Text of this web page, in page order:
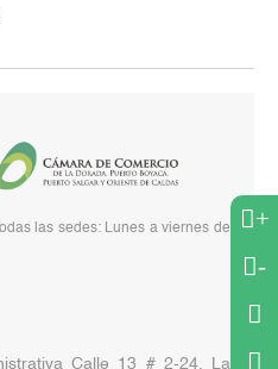
+
-
las sedes: Lunes a viernes de
Calle 13 # 2-24, La